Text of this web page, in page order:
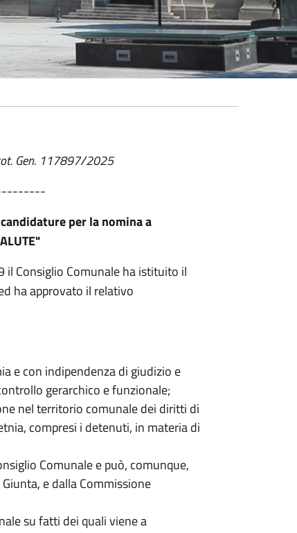
Gen. 117897/2025
per la nomina a
il Consiglio Comunale ha istituito il
ha approvato il relativo
e con indipendenza di giudizio e
gerarchico e funzionale;
nel territorio comunale dei diritti di
compresi i detenuti, in materia di
Comunale e può, comunque,
e dalla Commissione
su fatti dei quali viene a